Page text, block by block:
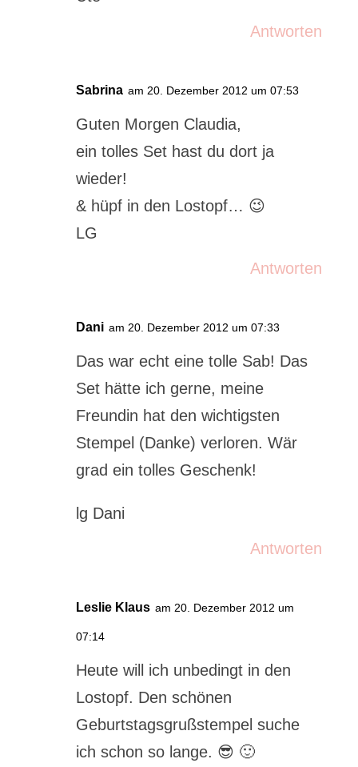
Antworten
Sabrina am 20. Dezember 2012 um 07:53
Guten Morgen Claudia,
ein tolles Set hast du dort ja
wieder!
& hüpf in den Lostopf… 😉
LG
Antworten
Dani am 20. Dezember 2012 um 07:33
Das war echt eine tolle Sab! Das
Set hätte ich gerne, meine
Freundin hat den wichtigsten
Stempel (Danke) verloren. Wär
grad ein tolles Geschenk!
lg Dani
Antworten
Leslie Klaus am 20. Dezember 2012 um
07:14
Heute will ich unbedingt in den
Lostopf. Den schönen
Geburtstagsgrußstempel suche
ich schon so lange. 😎 🙂